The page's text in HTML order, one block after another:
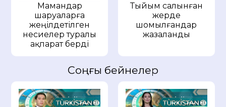
Мамандар
шаруаларға
жеңілдетілген
несиелер туралы
ақпарат берді
Тыйым салынған
жерде
шомылғандар
жазаланды
Соңғы бейнелер